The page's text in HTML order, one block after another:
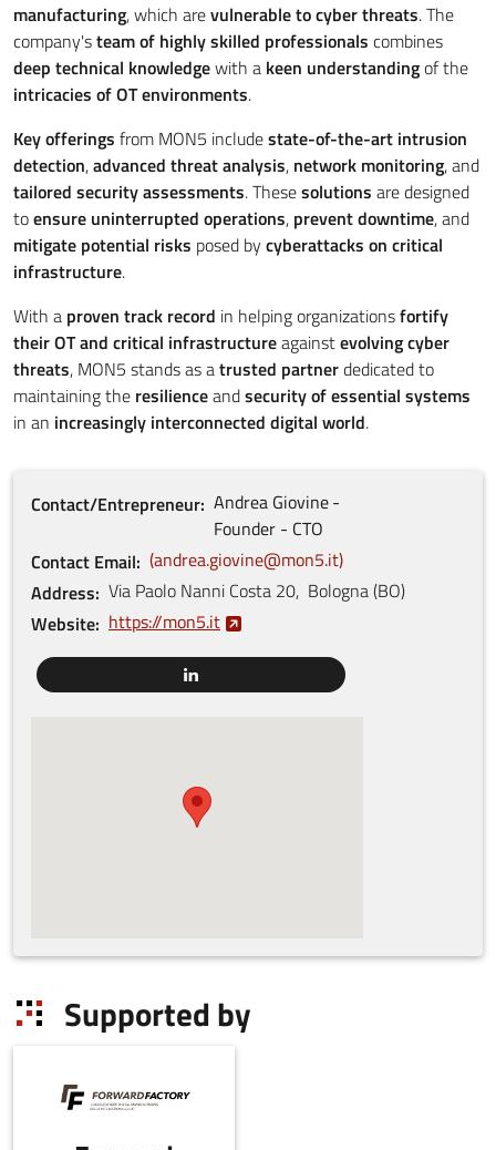
manufacturing, which arevulnerable to cyber threats. The
company'steam of highly skilled professionals combines
deep technical knowledgewith a keen understandingof the
intricacies of OT environments.
Key offerings from MON5 includestate-of-the-art intrusion
detection,advanced threat analysis, network monitoring, and
tailored security assessments. Thesesolutions are designed
toensure uninterrupted operations, prevent downtime, and
mitigate potential risks posed by cyberattacks on critical
infrastructure.
With a proven track record in helping organizationsfortify
their OT and critical infrastructureagainstevolving cyber
threats, MON5 stands as atrusted partnerdedicated to
maintaining the resilienceandsecurity of essential systems
in an increasingly interconnected digital world.
Contact/Entrepreneur Andrea Giovine
Founder - CTO
Contact Email
andrea.giovine@mon5.it
Address Via Paolo Nanni Costa 20, Bologna(BO)
Website https://mon5.it
Supported by